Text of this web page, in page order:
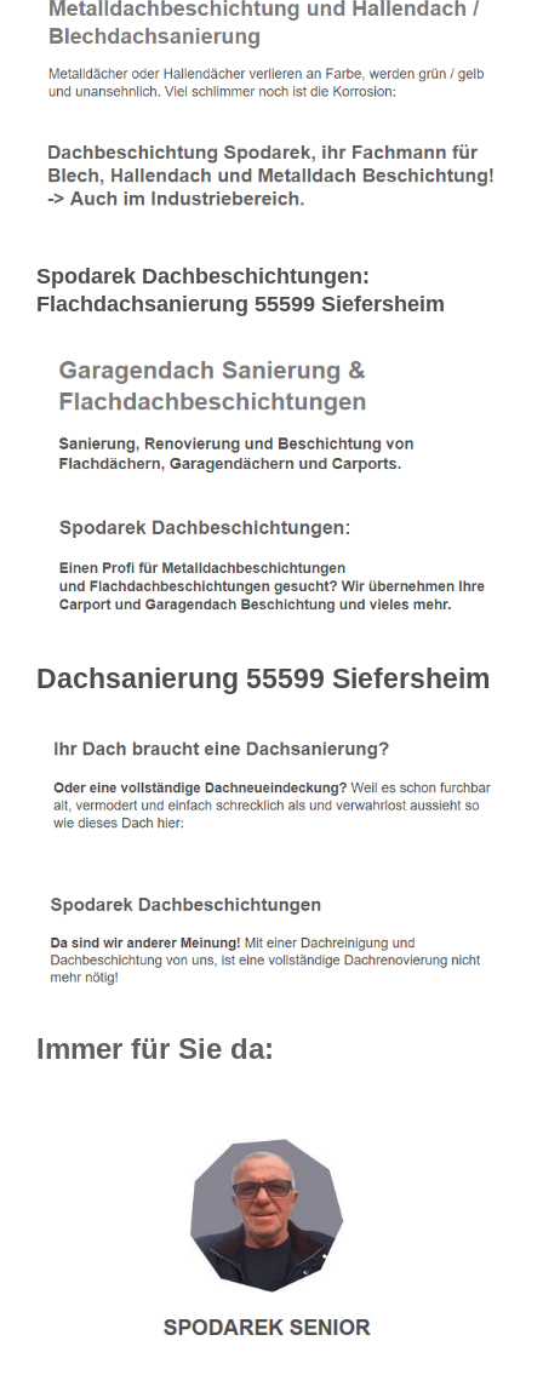
Spodarek Dachbeschichtungen:
Flachdachsanierung 55599 Siefersheim
Dachsanierung 55599 Siefersheim
Immer für Sie da: